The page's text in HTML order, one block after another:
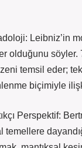
Leibniz’in
olduğunu söyler.
temsil eder;
biçimiyle
Perspektif:
temellere